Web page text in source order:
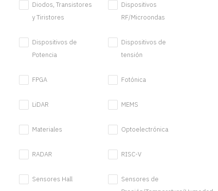
Diodos, Transistores
y Tiristores
Dispositivos
RF/Microondas
Dispositivos de
Potencia
Dispositivos de
tensión
FPGA Fotónica
LiDAR MEMS
Materiales Optoelectrónica
RADAR RISC-V
Sensores Hall
Sensores de